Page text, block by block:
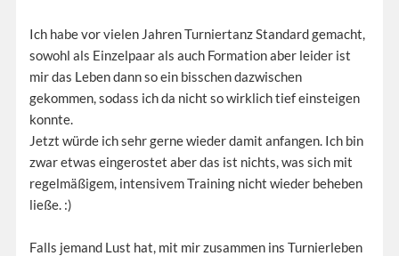
Ich habe vor vielen Jahren Turniertanz Standard gemacht,
sowohl als Einzelpaar als auch Formation aber leider ist
mir das Leben dann so ein bisschen dazwischen
gekommen, sodass ich da nicht so wirklich tief einsteigen
konnte.
Jetzt würde ich sehr gerne wieder damit anfangen. Ich bin
zwar etwas eingerostet aber das ist nichts, was sich mit
regelmäßigem, intensivem Training nicht wieder beheben
ließe. :)
Falls jemand Lust hat, mit mir zusammen ins Turnierleben